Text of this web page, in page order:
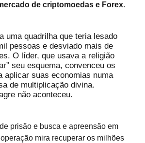
de criptomoedas e Forex.
uma quadrilha que teria lesado
pessoas e desviado mais de
O líder, que usava a religião
seu esquema, convenceu os
aplicar suas economias numa
de multiplicação divina.
não aconteceu.
prisão e busca e apreensão em
mira recuperar os milhões